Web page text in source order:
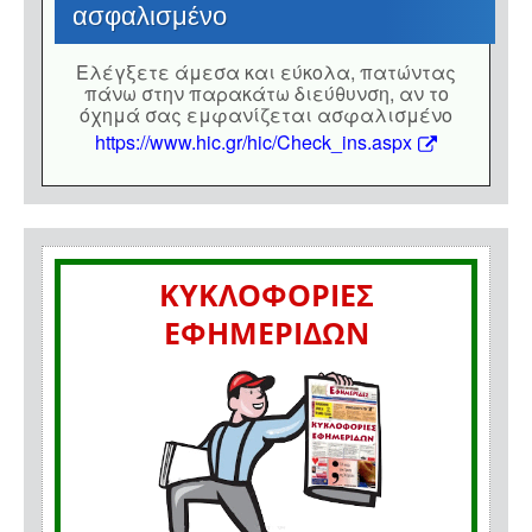
ασφαλισμένο
Eλέγξετε άμεσα και εύκολα, πατώντας
πάνω στην παρακάτω διεύθυνση, αν το
όχημά σας εμφανίζεται ασφαλισμένο
https://www.hic.gr/hic/Check_ins.aspx
ΚΥΚΛΟΦΟΡΙΕΣ
ΕΦΗΜΕΡΙΔΩΝ